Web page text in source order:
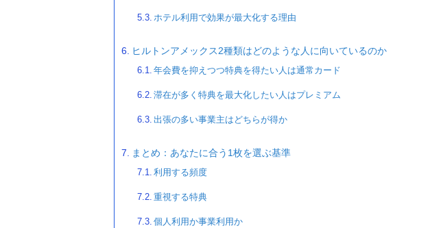
ホテル利用で効果が最大化する理由
ヒルトンアメックス2種類はどのような人に向いているのか
年会費を抑えつつ特典を得たい人は通常カード
滞在が多く特典を最大化したい人はプレミアム
出張の多い事業主はどちらが得か
まとめ：あなたに合う1枚を選ぶ基準
利用する頻度
重視する特典
個人利用か事業利用か